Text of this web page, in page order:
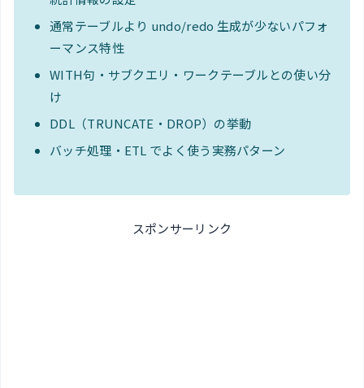
通常テーブルより undo/redo 生成が少ないパフォ
ーマンス特性
WITH句・サブクエリ・ワークテーブルとの使い分
け
DDL（TRUNCATE・DROP）の挙動
バッチ処理・ETL でよく使う実務パターン
スポンサーリンク